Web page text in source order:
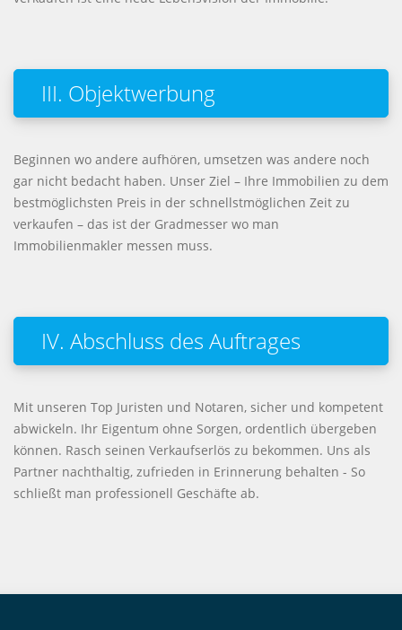
III. Objektwerbung
Beginnen wo andere aufhören, umsetzen was andere noch
gar nicht bedacht haben. Unser Ziel – Ihre Immobilien zu dem
bestmöglichsten Preis in der schnellstmöglichen Zeit zu
verkaufen – das ist der Gradmesser wo man
Immobilienmakler messen muss.
IV. Abschluss des Auftrages
Mit unseren Top Juristen und Notaren, sicher und kompetent
abwickeln. Ihr Eigentum ohne Sorgen, ordentlich übergeben
können. Rasch seinen Verkaufserlös zu bekommen. Uns als
Partner nachthaltig, zufrieden in Erinnerung behalten - So
schließt man professionell Geschäfte ab.